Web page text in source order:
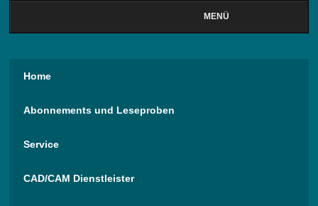
MENÜ
Home
Abonnements und Leseproben
Service
CAD/CAM Dienstleister